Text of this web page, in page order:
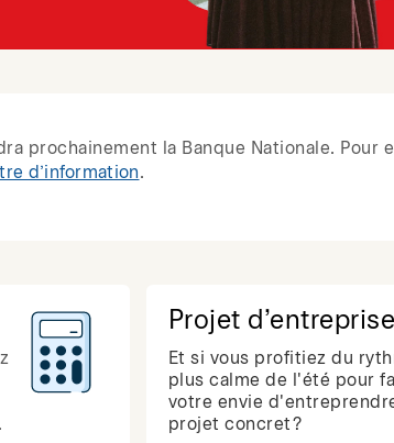
prochainement la Banque Nationale. Pour
d’information .
Projet d’entreprise
Et si vous profitiez du
plus calme de l'été pour
votre envie
projet concret?